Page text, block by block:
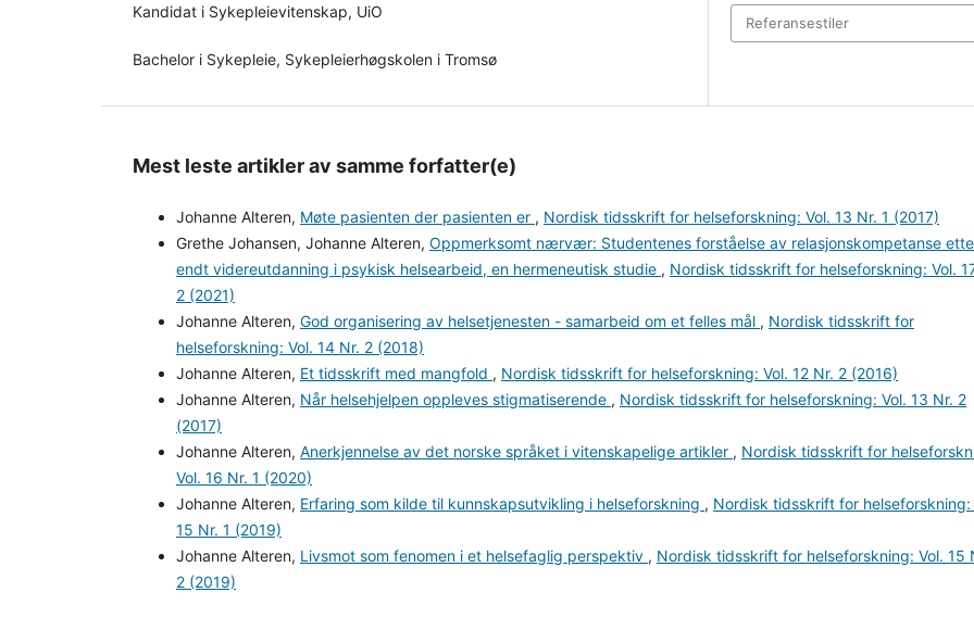
Kandidat i Sykepleievitenskap, UiO
Bachelor i Sykepleie, Sykepleierhøgskolen i Tromsø
Referansestiler
Mest leste artikler av samme forfatter(e)
Johanne Alteren, Møte pasienten der pasienten er , Nordisk tidsskrift for helseforskning: Vol. 13 Nr. 1 (2017)
Grethe Johansen, Johanne Alteren, Oppmerksomt nærvær: Studentenes forståelse av relasjonskompetanse
endt videreutdanning i psykisk helsearbeid, en hermeneutisk studie , Nordisk tidsskrift for helseforskning: Vol.
2 (2021)
Johanne Alteren, God organisering av helsetjenesten - samarbeid om et felles mål , Nordisk tidsskrift for
helseforskning: Vol. 14 Nr. 2 (2018)
Johanne Alteren, Et tidsskrift med mangfold , Nordisk tidsskrift for helseforskning: Vol. 12 Nr. 2 (2016)
Johanne Alteren, Når helsehjelpen oppleves stigmatiserende , Nordisk tidsskrift for helseforskning: Vol. 13 Nr. 2
(2017)
Johanne Alteren, Anerkjennelse av det norske språket i vitenskapelige artikler , Nordisk tidsskrift for
Vol. 16 Nr. 1 (2020)
Johanne Alteren, Erfaring som kilde til kunnskapsutvikling i helseforskning , Nordisk tidsskrift for helseforskning:
15 Nr. 1 (2019)
Johanne Alteren, Livsmot som fenomen i et helsefaglig perspektiv , Nordisk tidsskrift for helseforskning: Vol. 15
2 (2019)